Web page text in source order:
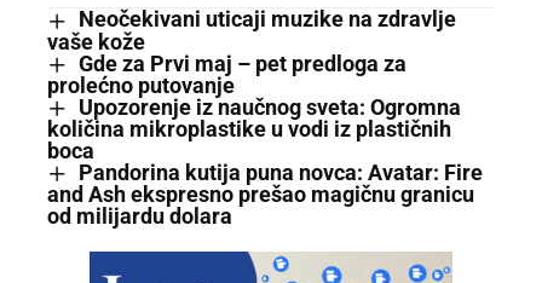
Neočekivani uticaji muzike na zdravlje
vaše kože
Gde za Prvi maj – pet predloga za
prolećno putovanje
Upozorenje iz naučnog sveta: Ogromna
količina mikroplastike u vodi iz plastičnih
boca
Pandorina kutija puna novca: Avatar: Fire
and Ash ekspresno prešao magičnu granicu
od milijardu dolara